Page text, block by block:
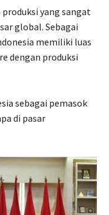
yang sangat
global. Sebagai
memiliki luas
dengan produksi
sebagai pemasok
di pasar